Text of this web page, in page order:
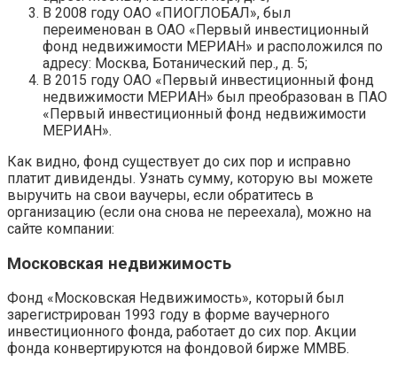
В 2008 году ОАО «ПИОГЛОБАЛ», был
переименован в ОАО «Первый инвестиционный
фонд недвижимости МЕРИАН» и расположился по
адресу: Москва, Ботанический пер., д. 5;
В 2015 году ОАО «Первый инвестиционный фонд
недвижимости МЕРИАН» был преобразован в ПАО
«Первый инвестиционный фонд недвижимости
МЕРИАН».
Как видно, фонд существует до сих пор и исправно
платит дивиденды. Узнать сумму, которую вы можете
выручить на свои ваучеры, если обратитесь в
организацию (если она снова не переехала), можно на
сайте компании:
Московская недвижимость
Фонд «Московская Недвижимость», который был
зарегистрирован 1993 году в форме ваучерного
инвестиционного фонда, работает до сих пор. Акции
фонда конвертируются на фондовой бирже ММВБ.